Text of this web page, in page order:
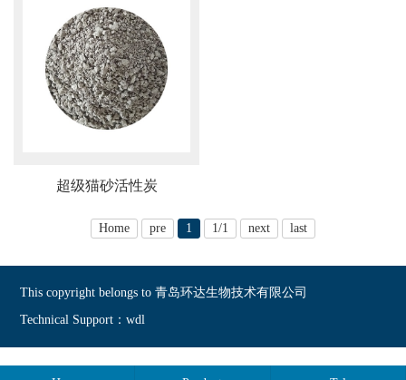
超级猫砂活性炭
Home pre 1 1/1 next last
This copyright belongs to 青岛环达生物技术有限公司
Technical Support：wdl